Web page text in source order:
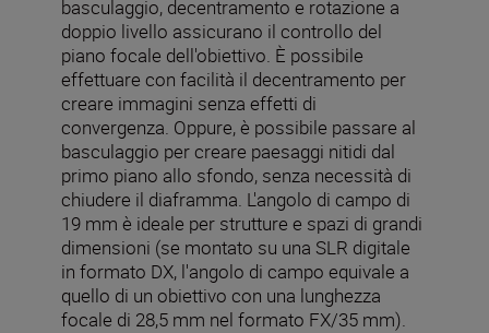
basculaggio, decentramento e rotazione a
doppio livello assicurano il controllo del
piano focale dell'obiettivo. È possibile
effettuare con facilità il decentramento per
creare immagini senza effetti di
convergenza. Oppure, è possibile passare al
basculaggio per creare paesaggi nitidi dal
primo piano allo sfondo, senza necessità di
chiudere il diaframma. L'angolo di campo di
19 mm è ideale per strutture e spazi di grandi
dimensioni (se montato su una SLR digitale
in formato DX, l'angolo di campo equivale a
quello di un obiettivo con una lunghezza
focale di 28,5 mm nel formato FX/35 mm).